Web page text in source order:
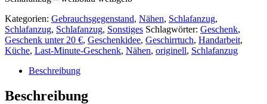
Kategorien: Gebrauchsgegenstand, Nähen, Schlafanzug,
Schlafanzug, Schlafanzug, Sonstiges Schlagwörter: Geschenk,
Geschenk unter 20 €, Geschenkidee, Geschirrtuch, Handarbeit,
Küche, Last-Minute-Geschenk, Nähen, originell, Schlafanzug
Beschreibung
Beschreibung